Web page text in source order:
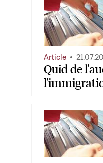
Quid de
Article